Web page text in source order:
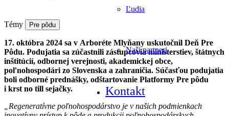
Ľudia
Naši partneri
Kontakt
Témy Pre pôdu
17. októbra 2024 sa v Arboréte Mlyňany uskutočnil Deň Pre
Pôdu. Podujatia sa zúčastnili zástupcovia ministerstiev, štátnych
inštitúcií, odbornej verejnosti, akademickej obce,
poľnohospodári zo Slovenska a zahraničia. Súčasťou podujatia
boli odborné prednášky, odštartovanie Platformy Pre pôdu
i krst no till sejačky.
„Regeneratívne poľnohospodárstvo je v našich podmienkach